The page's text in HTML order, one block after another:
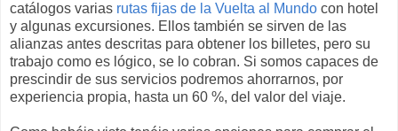
catálogos varias rutas fijas de la Vuelta al Mundo con hotel
y algunas excursiones. Ellos también se sirven de las
alianzas antes descritas para obtener los billetes, pero su
trabajo como es lógico, se lo cobran. Si somos capaces de
prescindir de sus servicios podremos ahorrarnos, por
experiencia propia, hasta un 60 %, del valor del viaje.